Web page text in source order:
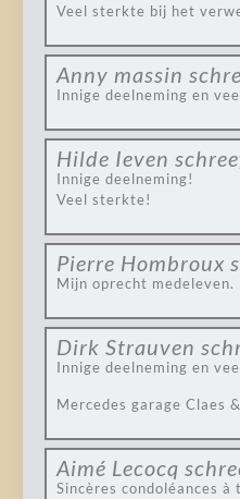
Veel sterkte bij het
Anny massin
Innige deelneming en
Hilde Ieven
Innige deelneming!
Veel sterkte!
Pierre Hombroux
Mijn oprecht medeleven.
Dirk Strauven
Innige deelneming en
Mercedes garage Claes
Aimé Lecocq
Sincères condoléances